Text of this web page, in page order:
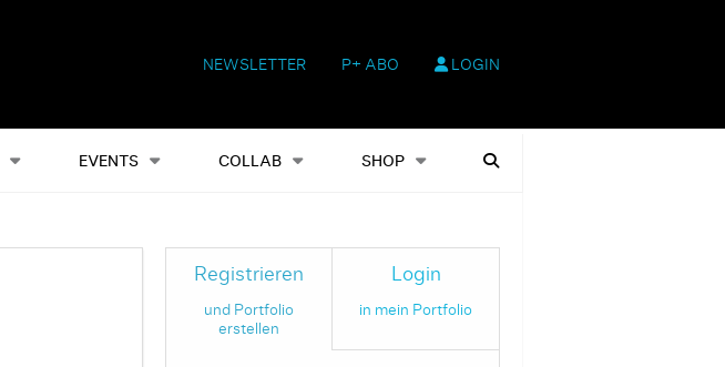
NEWSLETTER P+ ABO LOGIN
EVENTS COLLAB SHOP
Alles Events Shop Heftausgaben Suchen
Registrieren
und Portfolio
erstellen
Login
in mein Portfolio